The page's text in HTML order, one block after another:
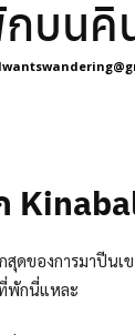
บนคิ
สุดของการมาปีนเ
พักนี่แหละ